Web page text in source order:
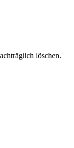
löschen.